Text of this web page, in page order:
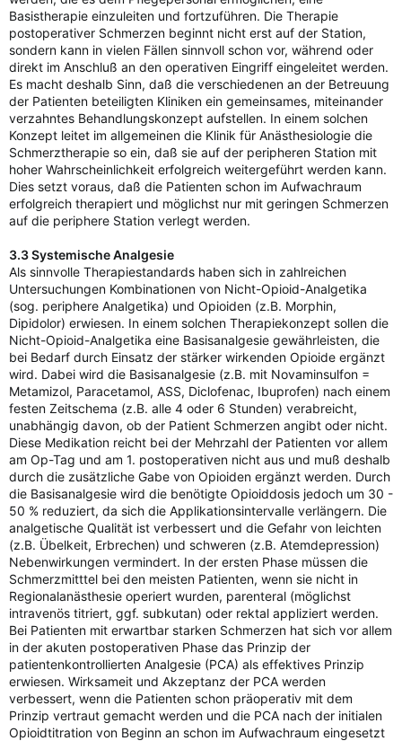
Basistherapie einzuleiten und fortzuführen. Die Therapie
postoperativer Schmerzen beginnt nicht erst auf der Station,
sondern kann in vielen Fällen sinnvoll schon vor, während oder
direkt im Anschluß an den operativen Eingriff eingeleitet werden.
Es macht deshalb Sinn, daß die verschiedenen an der Betreuung
der Patienten beteiligten Kliniken ein gemeinsames, miteinander
verzahntes Behandlungskonzept aufstellen. In einem solchen
Konzept leitet im allgemeinen die Klinik für Anästhesiologie die
Schmerztherapie so ein, daß sie auf der peripheren Station mit
hoher Wahrscheinlichkeit erfolgreich weitergeführt werden kann.
Dies setzt voraus, daß die Patienten schon im Aufwachraum
erfolgreich therapiert und möglichst nur mit geringen Schmerzen
auf die periphere Station verlegt werden.
3.3 Systemische Analgesie
Als sinnvolle Therapiestandards haben sich in zahlreichen
Untersuchungen Kombinationen von Nicht-Opioid-Analgetika
(sog. periphere Analgetika) und Opioiden (z.B. Morphin,
Dipidolor) erwiesen. In einem solchen Therapiekonzept sollen die
Nicht-Opioid-Analgetika eine Basisanalgesie gewährleisten, die
bei Bedarf durch Einsatz der stärker wirkenden Opioide ergänzt
wird. Dabei wird die Basisanalgesie (z.B. mit Novaminsulfon =
Metamizol, Paracetamol, ASS, Diclofenac, Ibuprofen) nach einem
festen Zeitschema (z.B. alle 4 oder 6 Stunden) verabreicht,
unabhängig davon, ob der Patient Schmerzen angibt oder nicht.
Diese Medikation reicht bei der Mehrzahl der Patienten vor allem
am Op-Tag und am 1. postoperativen nicht aus und muß deshalb
durch die zusätzliche Gabe von Opioiden ergänzt werden. Durch
die Basisanalgesie wird die benötigte Opioiddosis jedoch um 30 -
50 % reduziert, da sich die Applikationsintervalle verlängern. Die
analgetische Qualität ist verbessert und die Gefahr von leichten
(z.B. Übelkeit, Erbrechen) und schweren (z.B. Atemdepression)
Nebenwirkungen vermindert. In der ersten Phase müssen die
Schmerzmitttel bei den meisten Patienten, wenn sie nicht in
Regionalanästhesie operiert wurden, parenteral (möglichst
intravenös titriert, ggf. subkutan) oder rektal appliziert werden.
Bei Patienten mit erwartbar starken Schmerzen hat sich vor allem
in der akuten postoperativen Phase das Prinzip der
patientenkontrollierten Analgesie (PCA) als effektives Prinzip
erwiesen. Wirksameit und Akzeptanz der PCA werden
verbessert, wenn die Patienten schon präoperativ mit dem
Prinzip vertraut gemacht werden und die PCA nach der initialen
Opioidtitration von Beginn an schon im Aufwachraum eingesetzt